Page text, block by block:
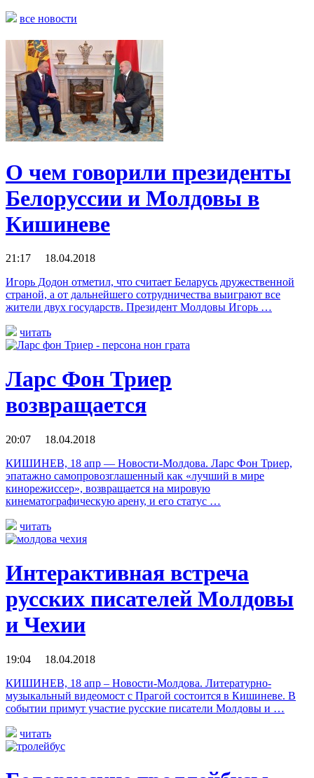
все новости
О чем говорили президенты
Белоруссии и Молдовы в
Кишиневе
21:17 18.04.2018
Игорь Додон отметил, что считает Беларусь дружественной
страной, а от дальнейшего сотрудничества выиграют все
жители двух государств. Президент Молдовы Игорь …
читать
Ларс Фон Триер
возвращается
20:07 18.04.2018
КИШИНЕВ, 18 апр — Новости-Молдова. Ларс Фон Триер,
эпатажно самопровозглашенный как «лучший в мире
кинорежиссер», возвращается на мировую
кинематографическую арену, и его статус …
читать
Интерактивная встреча
русских писателей Молдовы
и Чехии
19:04 18.04.2018
КИШИНЕВ, 18 апр – Новости-Молдова. Литературно-
музыкальный видеомост с Прагой состоится в Кишиневе. В
событии примут участие русские писатели Молдовы и …
читать